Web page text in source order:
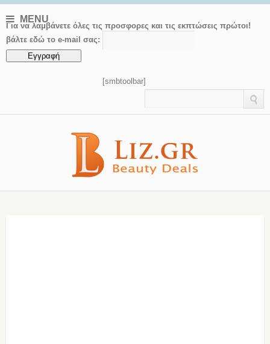
MENU
Για να λαμβάνετε όλες τις προσφορες και τις εκπτώσεις πρώτοι!
βάλτε εδώ το e-mail σας:
[smbtoolbar]